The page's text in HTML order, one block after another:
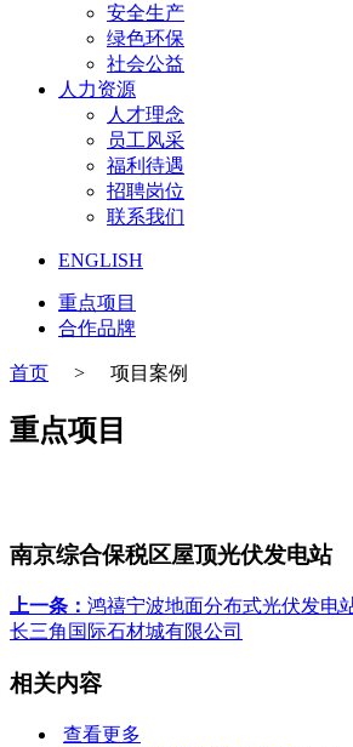
安全生产
绿色环保
社会公益
人力资源
人才理念
员工风采
福利待遇
招聘岗位
联系我们
ENGLISH
重点项目
合作品牌
首页 > 项目案例
重点项目
南京综合保税区屋顶光伏发电站
上一条： 鸿禧宁波地面分布式光伏发电
长三角国际石材城有限公司
相关内容
查看更多